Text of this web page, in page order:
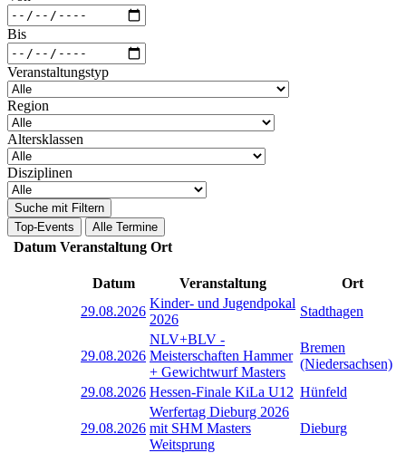
Bis
Veranstaltungstyp
Region
Altersklassen
Disziplinen
Suche mit Filtern
Top-Events
Alle Termine
Datum Veranstaltung Ort
Datum Veranstaltung
Ort
29.08.2026
Kinder- und Jugendpokal
2026
Stadthagen
29.08.2026
NLV+BLV -
Meisterschaften Hammer
+ Gewichtwurf Masters
Bremen
(Niedersachsen)
29.08.2026 Hessen-Finale KiLa U12 Hünfeld
29.08.2026
Werfertag Dieburg 2026
mit SHM Masters
Weitsprung
Dieburg